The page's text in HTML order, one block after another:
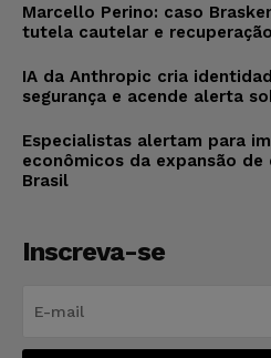
Marcello Perino: caso
tutela cautelar e
IA da Anthropic cria
segurança e acende alerta
Especialistas alertam para
econômicos da expansão
Brasil
Inscreva-se